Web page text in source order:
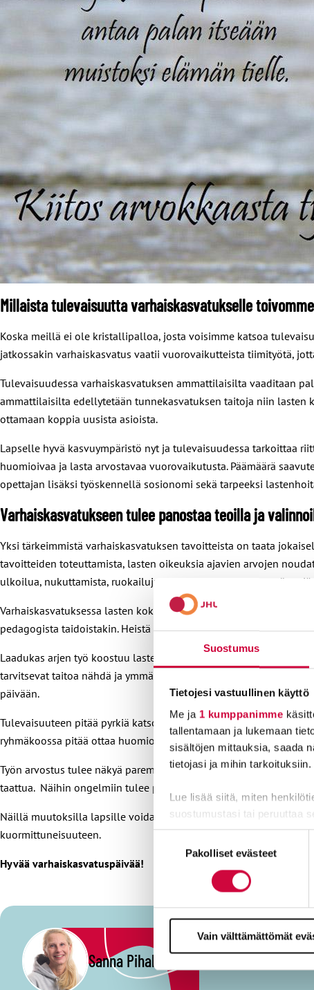
Suostumus
Tietojesi vastuullinen käyttö
Me ja 1 kumppanimme
tallentamaan ja lukemaan
sisältöjen mittauksia, saada
tietojasi ja mihin tarkoituksiin.
Lue lisää siitä, miten
suostumustasi tai peruuttaa
Evästeistä osa on
Pakolliset evästeet
Vain välttämättömät
Millaista tulevaisuutta varhaiskasvatukselle
Koska meillä ei ole kristallipalloa, josta voisimme katsoa
jatkossakin varhaiskasvatus vaatii vuorovaikutteista tiimityötä,
Tulevaisuudessa varhaiskasvatuksen ammattilaisilta vaaditaan
ammattilaisilta edellytetään tunnekasvatuksen taitoja niin lasten
ottamaan koppia uusista asioista.
Lapselle hyvä kasvuympäristö nyt ja tulevaisuudessa tarkoittaa
huomioivaa ja lasta arvostavaa vuorovaikutusta. Päämäärä
opettajan lisäksi työskennellä sosionomi sekä tarpeeksi
Varhaiskasvatukseen tulee panostaa teoilla ja
Yksi tärkeimmistä varhaiskasvatuksen tavoitteista on taata
tavoitteiden toteuttamista, lasten oikeuksia ajavien arvojen
ulkoilua, nukuttamista, ruokailuja, vessakäyntejä ja tunneryöppyjä.
Varhaiskasvatuksessa lasten kokonaisvaltaisesta
pedagogista taidoistakin. Heistä jokainen tekee työnsä suurella
Laadukas arjen työ koostuu lasten parissa työstään nauttivasta
tarvitsevat taitoa nähdä ja ymmärtää, mikä on lapsen etu. Ja
päivään.
Tulevaisuuteen pitää pyrkiä katsomaan ja sitä tulee suunnitella,
ryhmäkoossa pitää ottaa huomioon lasten ikä, tuen tarve ja työn
Työn arvostus tulee näkyä parempana palkkana ja satsauksena
taattua. Näihin ongelmiin tulee puuttua ja löytää ratkaisu heti, ei
Näillä muutoksilla lapsille voidaan taata tulevaisuudessakin
kuormittuneisuuteen.
Hyvää varhaiskasvatuspäivää!
Sanna Pihakivi